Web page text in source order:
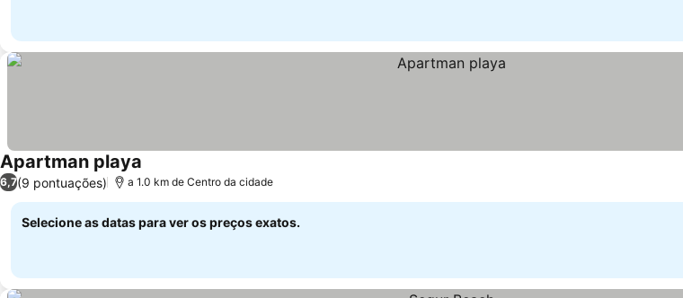
Apartman playa
6,7(9 pontuações) a 1.0 km de Centro da cidade
Selecione as datas para ver os preços exatos.